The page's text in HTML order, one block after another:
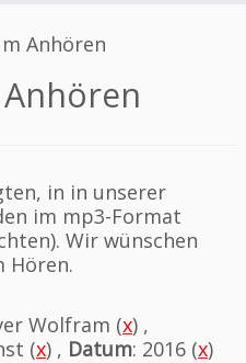
Anhören
in in unserer
im mp3-Format
Wir wünschen
Hören.
Wolfram (x) ,
(x) , Datum: 2016 (x)